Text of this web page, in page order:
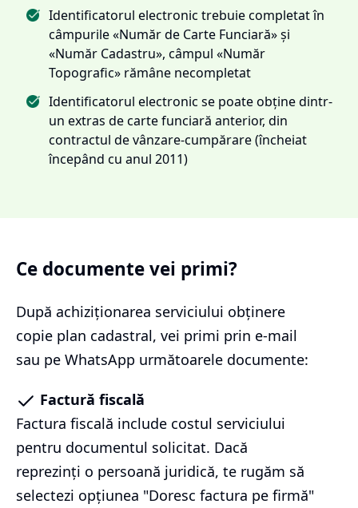
Identificatorul electronic trebuie completat în
câmpurile «Număr de Carte Funciară» și
«Număr Cadastru», câmpul «Număr
Topografic» rămâne necompletat
Identificatorul electronic se poate obține dintr-
un extras de carte funciară anterior, din
contractul de vânzare-cumpărare (încheiat
începând cu anul 2011)
Ce documente vei primi?
După achiziționarea serviciului obținere
copie plan cadastral, vei primi prin e-mail
sau pe WhatsApp următoarele documente:
Factură fiscală
Factura fiscală include costul serviciului
pentru documentul solicitat. Dacă
reprezinți o persoană juridică, te rugăm să
selectezi opțiunea "Doresc factura pe firmă"